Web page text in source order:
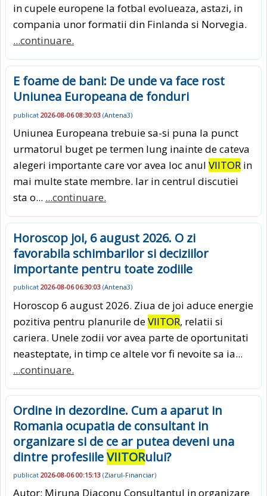
in cupele europene la fotbal evolueaza, astazi, in
compania unor formatii din Finlanda si Norvegia.
...continuare.
E foame de bani: De unde va face rost
Uniunea Europeana de fonduri
publicat 2026-08-06 08:30:03 (Antena3)
Uniunea Europeana trebuie sa-si puna la punct
urmatorul buget pe termen lung inainte de cateva
alegeri importante care vor avea loc anul VIITOR in
mai multe state membre. Iar in centrul discutiei
sta o... ...continuare.
Horoscop joi, 6 august 2026. O zi
favorabila schimbarilor si deciziilor
importante pentru toate zodiile
publicat 2026-08-06 06:30:03 (Antena3)
Horoscop 6 august 2026. Ziua de joi aduce energie
pozitiva pentru planurile deVIITOR, relatii si
cariera. Unele zodii vor avea parte de oportunitati
neasteptate, in timp ce altele vor fi nevoite sa ia...
...continuare.
Ordine in dezordine. Cum a aparut in
Romania ocupatia de consultant in
organizare si de ce ar putea deveni una
dintre profesiileVIITORului?
publicat 2026-08-06 00:15:13 (Ziarul-Financiar)
Autor: Miruna Diaconu Consultantul in organizare